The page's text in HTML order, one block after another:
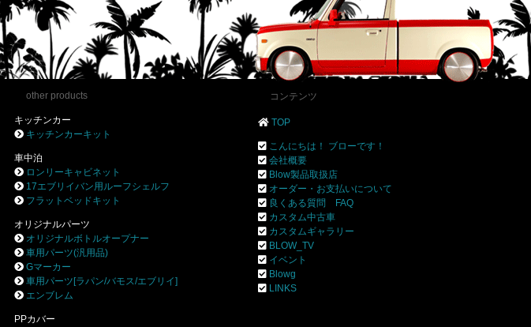
other products
キッチンカー
キッチンカーキット
車中泊
ロンリーキャビネット
17エブリイバン用ルーフシェルフ
フラットベッドキット
オリジナルパーツ
オリジナルボトルオープナー
車用パーツ(汎用品)
Gマーカー
車用パーツ[ラパン/バモス/エブリイ]
エンブレム
PPカバー
コンテンツ
TOP
こんにちは！ ブローです！
会社概要
Blow製品取扱店
オーダー・お支払いについて
良くある質問 FAQ
カスタム中古車
カスタムギャラリー
BLOW_TV
イベント
Blowg
LINKS